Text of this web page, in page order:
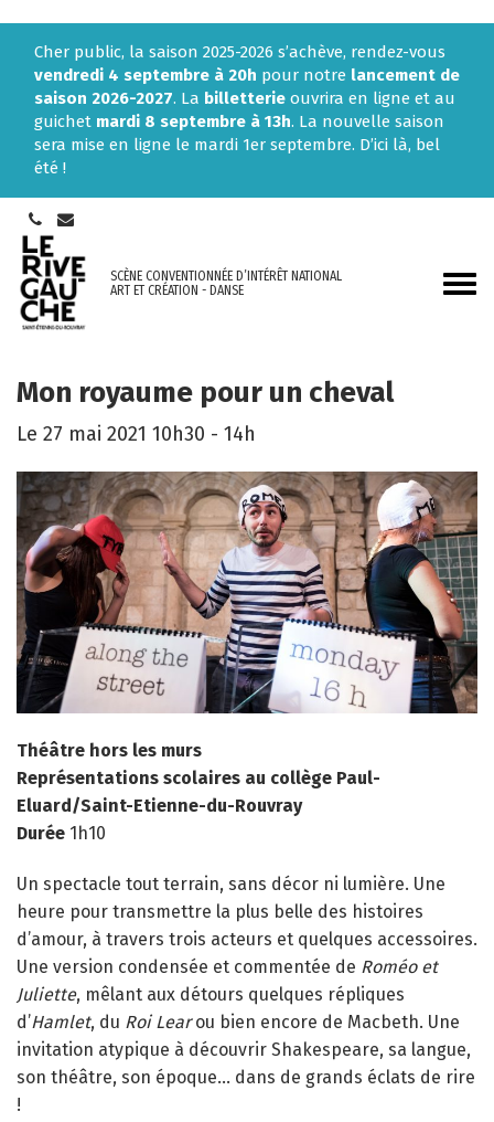
Cher public, la saison 2025-2026 s’achève, rendez-vous
vendredi 4 septembre à 20h pour notre lancement de
saison 2026-2027. La billetterie ouvrira en ligne et au
guichet mardi 8 septembre à 13h. La nouvelle saison
sera mise en ligne le mardi 1er septembre. D’ici là, bel
été !
Aller
SCÈNE CONVENTIONNÉE D’INTÉRÊT NATIONAL
ART ET CRÉATION - DANSE
Mon royaume pour un cheval
Le 27 mai 2021 10h30 - 14h
Théâtre hors les murs
Représentations scolaires au collège Paul-
Eluard/Saint-Etienne-du-Rouvray
Durée 1h10
Un spectacle tout terrain, sans décor ni lumière. Une
heure pour transmettre la plus belle des histoires
d’amour, à travers trois acteurs et quelques accessoires.
Une version condensée et commentée de Roméo et
Juliette, mêlant aux détours quelques répliques
d’Hamlet, du Roi Learou bien encore de Macbeth. Une
invitation atypique à découvrir Shakespeare, sa langue,
son théâtre, son époque… dans de grands éclats de rire
!